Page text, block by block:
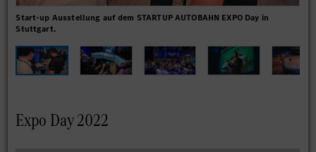
Start-up Ausstellung auf dem STARTUP AUTOBAHN EXPO Day in
Stuttgart.
Expo Day 2022